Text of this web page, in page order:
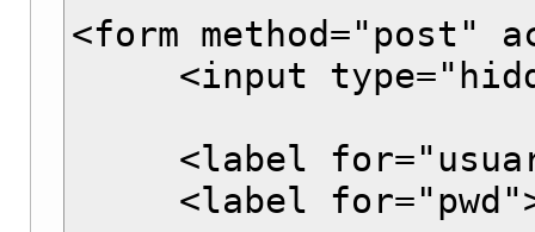
<form method="post"
<input
<label
<label